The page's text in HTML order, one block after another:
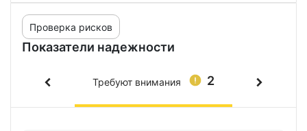
Показатели надежности
Проверка рисков
2
Требуют внимания